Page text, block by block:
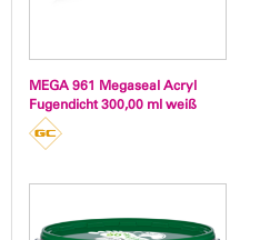
MEGA 961 Megaseal Acryl
Fugendicht 300,00 ml weiß